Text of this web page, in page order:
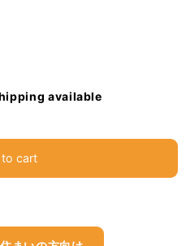
available
cart